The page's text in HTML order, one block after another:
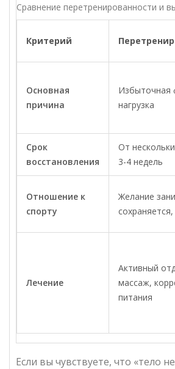
Сравнение перетренированности и
Критерий
Основная
причина
Избыточная
нагрузка
Срок
восстановления
От
3-4 недель
Отношение к
спорту
Желание
Лечение
Активный
массаж,
питания
Если вы чувствуете, что «тело